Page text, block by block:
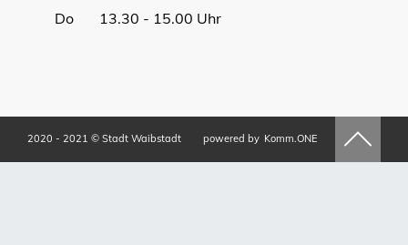
Do 13.30 - 15.00 Uhr
2020 - 2021 © Stadt Waibstadt powered by Komm.ONE